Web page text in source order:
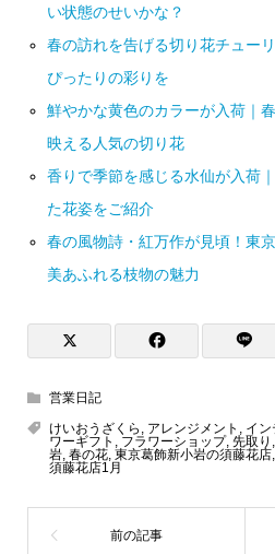
い状態のせいかな？
春の訪れを告げる切り花チュー
ぴったりの彩りを
鮮やかな黄色のカラーが入荷｜
映える人気の切り花
香りで季節を感じる水仙が入荷
た花姿をご紹介
春の風物詩・紅万作が見頃！東
美あふれる枝物の魅力
営業日記
けいおうざくら , アレンジメント , イン
ワーギフト , フラワーショップ, 先取り ,
岩, 春の花, 東京葛飾新小岩の須藤花店,
須藤花店1月